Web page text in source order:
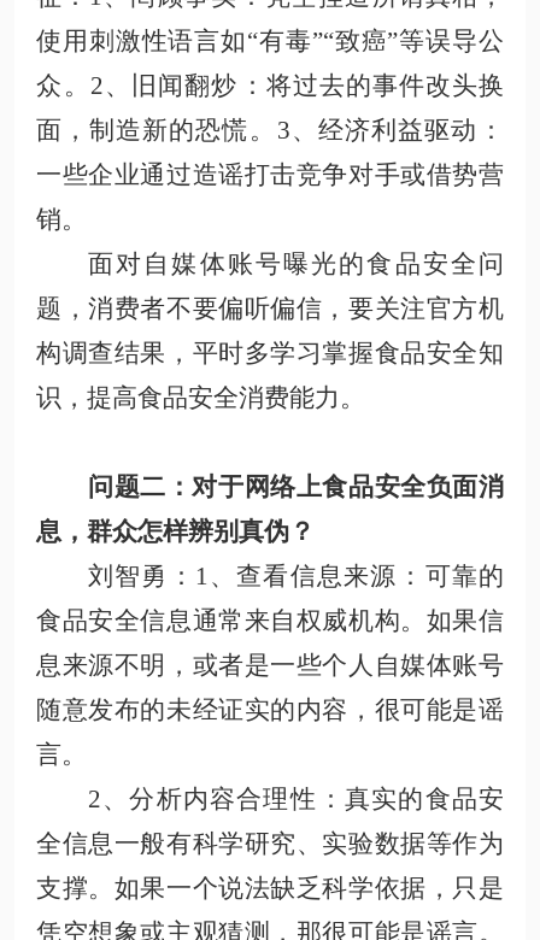
使用刺激性语言如“有毒”“致癌”等误导公
众 。 2、旧闻翻炒 ：将过去的事件改头换
面，制造新的恐慌。 3、经济利益驱动 ：
一些企业通过造谣打击竞争对手或借势营
销。
面对自媒体账号曝光的食品安全问
题，消费者不要偏听偏信，要关注官方机
构调查结果，平时多学习掌握食品安全知
识，提高食品安全消费能力。
问题二：对于网络上食品安全负面消
息， 群众怎样辨别真伪 ？
刘智勇 ： 1、查看信息来源 ：可靠的
食品安全信息通常来自权威机构。如果信
息来源不明，或者是一些个人自媒体账号
随意发布的未经证实的内容，很可能是谣
言。
2、分析内容合理性 ：真实的食品安
全信息一般有科学研究、实验数据等作为
支撑。如果一个说法缺乏科学依据，只是
凭空想象或主观猜测，那很可能是谣言。